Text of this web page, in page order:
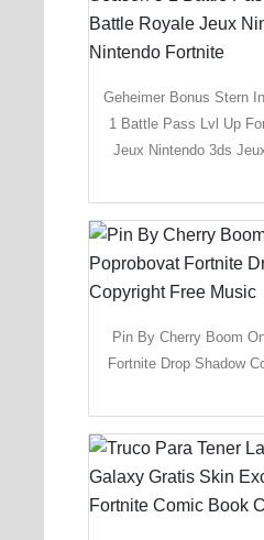
Geheimer Bonus Stern
1 Battle Pass Lvl Up
Jeux Nintendo 3ds
Pin By Cherry Boom
Fortnite Drop Shadow